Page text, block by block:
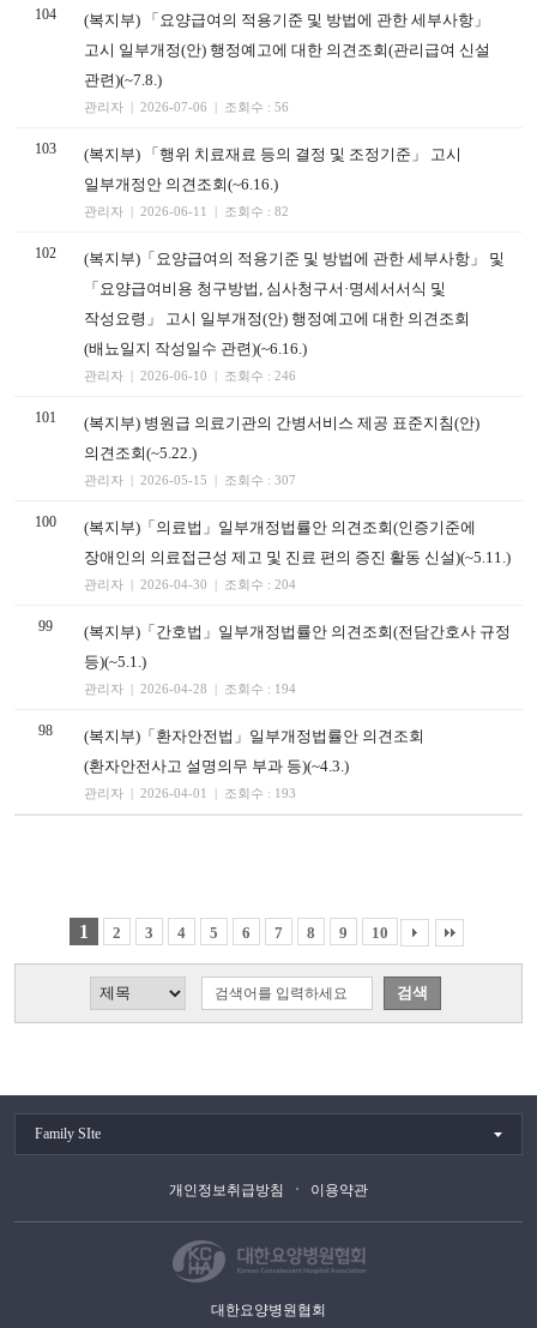
104
(복지부) 「요양급여의 적용기준 및 방법에 관한 세부사항」
고시 일부개정(안) 행정예고에 대한 의견조회(관리급여 신설
관련)(~7.8.)
관리자 | 2026-07-06 | 조회수 : 56
103
(복지부) 「행위 치료재료 등의 결정 및 조정기준」 고시
일부개정안 의견조회(~6.16.)
관리자 | 2026-06-11 | 조회수 : 82
102
(복지부)「요양급여의 적용기준 및 방법에 관한 세부사항」 및
「요양급여비용 청구방법, 심사청구서·명세서서식 및
작성요령」 고시 일부개정(안) 행정예고에 대한 의견조회
(배뇨일지 작성일수 관련)(~6.16.)
관리자 | 2026-06-10 | 조회수 : 246
101
(복지부) 병원급 의료기관의 간병서비스 제공 표준지침(안)
의견조회(~5.22.)
관리자 | 2026-05-15 | 조회수 : 307
100
(복지부)「의료법」일부개정법률안 의견조회(인증기준에
장애인의 의료접근성 제고 및 진료 편의 증진 활동 신설)(~5.11.)
관리자 | 2026-04-30 | 조회수 : 204
99
(복지부)「간호법」일부개정법률안 의견조회(전담간호사 규정
등)(~5.1.)
관리자 | 2026-04-28 | 조회수 : 194
98
(복지부)「환자안전법」일부개정법률안 의견조회
(환자안전사고 설명의무 부과 등)(~4.3.)
관리자 | 2026-04-01 | 조회수 : 193
1 2 3 4 5 6 7 8 9 10
Family SIte
개인정보취급방침 이용약관
대한요양병원협회